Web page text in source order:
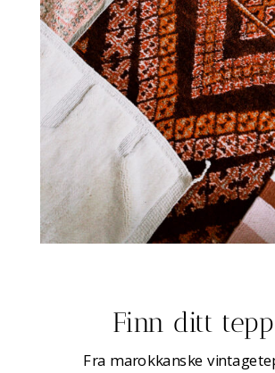
Finn ditt
Fra marokkanske